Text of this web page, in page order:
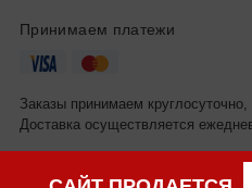
Принимаем платежи
Заказы принимаем
Доставка осуществляется